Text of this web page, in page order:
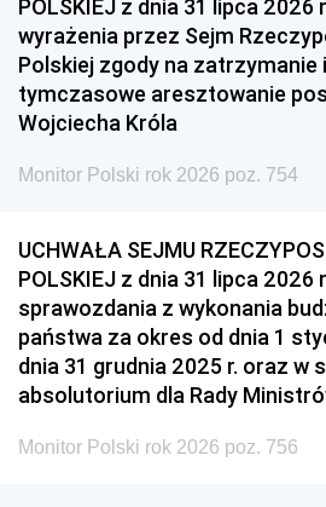
POLSKIEJ z dnia 31 lipca 2026
wyrażenia przez Sejm
Polskiej zgody na zatrzymanie i
tymczasowe aresztowanie
Wojciecha Króla
Monitor Polski rok 2026 poz. 754
UCHWAŁA SEJMU
POLSKIEJ z dnia 31 lipca 2026
sprawozdania z wykonania
państwa za okres od dnia 1
dnia 31 grudnia 2025 r. oraz w
absolutorium dla Rady
Monitor Polski rok 2026 poz. 756